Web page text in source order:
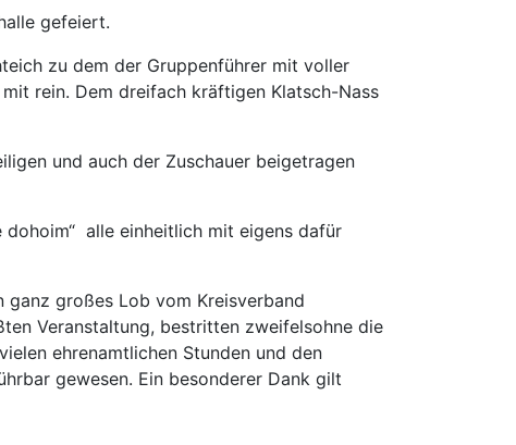
gefeiert.
zu dem der Gruppenführer mit voller
rein. Dem dreifach kräftigen Klatsch-Nass
und auch der Zuschauer beigetragen
dohoim“ alle einheitlich mit eigens dafür
ganz großes Lob vom Kreisverband
Veranstaltung, bestritten zweifelsohne die
ehrenamtlichen Stunden und den
gewesen. Ein besonderer Dank gilt